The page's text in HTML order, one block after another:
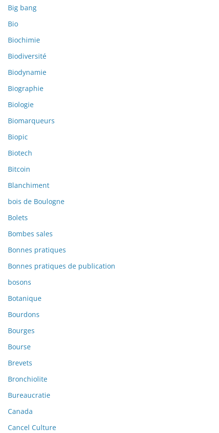
Big bang
Bio
Biochimie
Biodiversité
Biodynamie
Biographie
Biologie
Biomarqueurs
Biopic
Biotech
Bitcoin
Blanchiment
bois de Boulogne
Bolets
Bombes sales
Bonnes pratiques
Bonnes pratiques de publication
bosons
Botanique
Bourdons
Bourges
Bourse
Brevets
Bronchiolite
Bureaucratie
Canada
Cancel Culture